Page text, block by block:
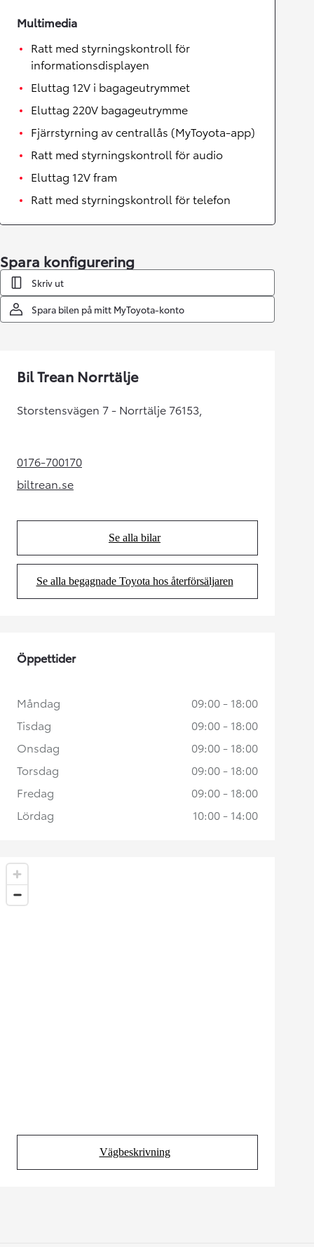
Multimedia
Ratt med styrningskontroll för
informationsdisplayen
Eluttag 12V i bagageutrymmet
Eluttag 220V bagageutrymme
Fjärrstyrning av centrallås (MyToyota-app)
Ratt med styrningskontroll för audio
Eluttag 12V fram
Ratt med styrningskontroll för telefon
Spara konfigurering
Skriv ut
Spara bilen på mitt MyToyota-konto
Bil Trean Norrtälje
Storstensvägen 7 - Norrtälje 76153,
0176-700170(Opens in new tab)
biltrean.se(Opens in new tab)
Se alla bilar
(Opens in new tab)
Se alla begagnade Toyota hos återförsäljaren
(Opens in new tab)
Vägbeskrivning
(Opens in new tab)
Öppettider
Måndag
09:00 - 18:00
Tisdag
09:00 - 18:00
Onsdag
09:00 - 18:00
Torsdag
09:00 - 18:00
Fredag
09:00 - 18:00
Lördag
10:00 - 14:00